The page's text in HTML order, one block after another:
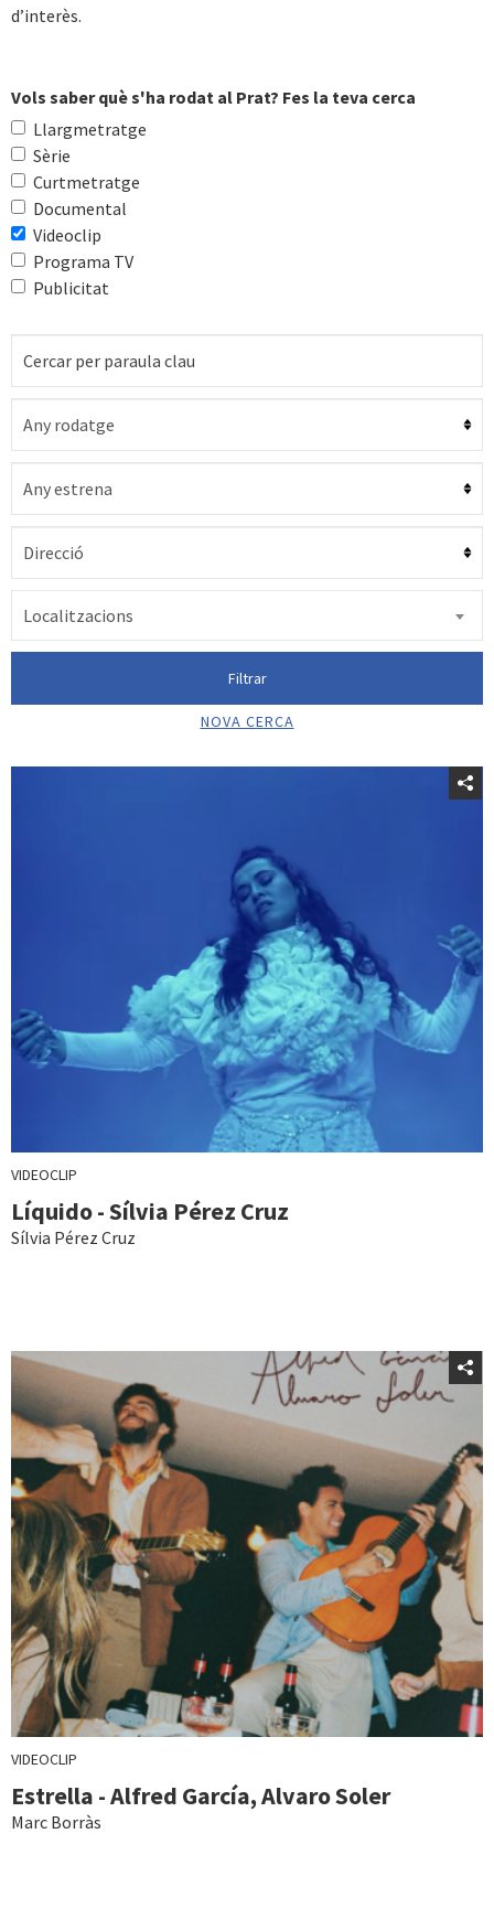
d’interès.
Vols saber què s'ha rodat al Prat? Fes la teva cerca
Llargmetratge
Sèrie
Curtmetratge
Documental
Videoclip
Programa TV
Publicitat
Localitzacions
Filtrar
NOVA CERCA
VIDEOCLIP
Líquido - Sílvia Pérez Cruz
Sílvia Pérez Cruz
VIDEOCLIP
Estrella - Alfred García, Alvaro Soler
Marc Borràs